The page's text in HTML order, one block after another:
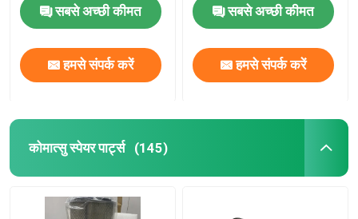
सबसे अच्छी कीमत
हमसे संपर्क करें
सबसे अच्छी कीमत
हमसे संपर्क करें
कोमात्सु स्पेयर पार्ट्स (145)